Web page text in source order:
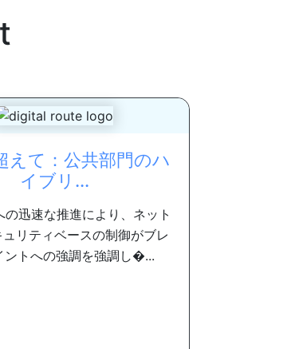
えて：公共部門のハ
イブリ...
迅速な推進により、ネット
リティベースの制御がブレ
ントへの強調を強調し�...